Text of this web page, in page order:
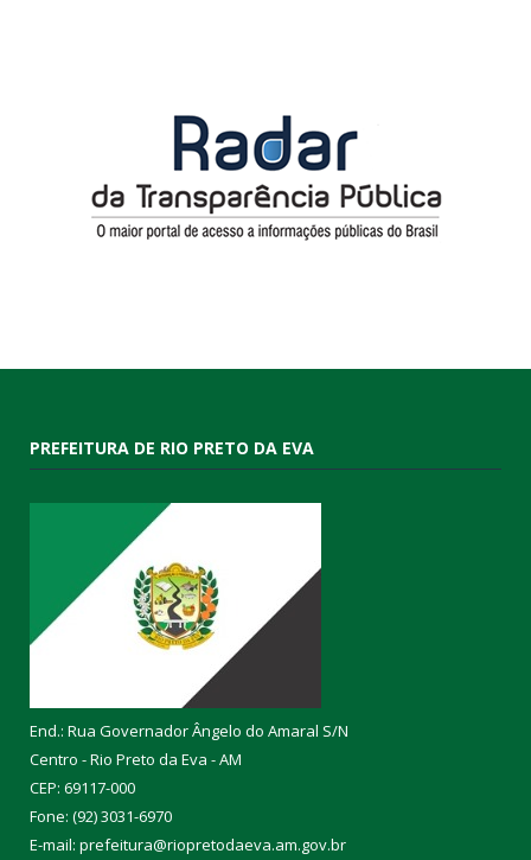
PREFEITURA DE RIO PRETO DA EVA
End.: Rua Governador Ângelo do Amaral S/N
Centro - Rio Preto da Eva - AM
CEP: 69117-000
Fone: (92) 3031-6970
E-mail: prefeitura@riopretodaeva.am.gov.br